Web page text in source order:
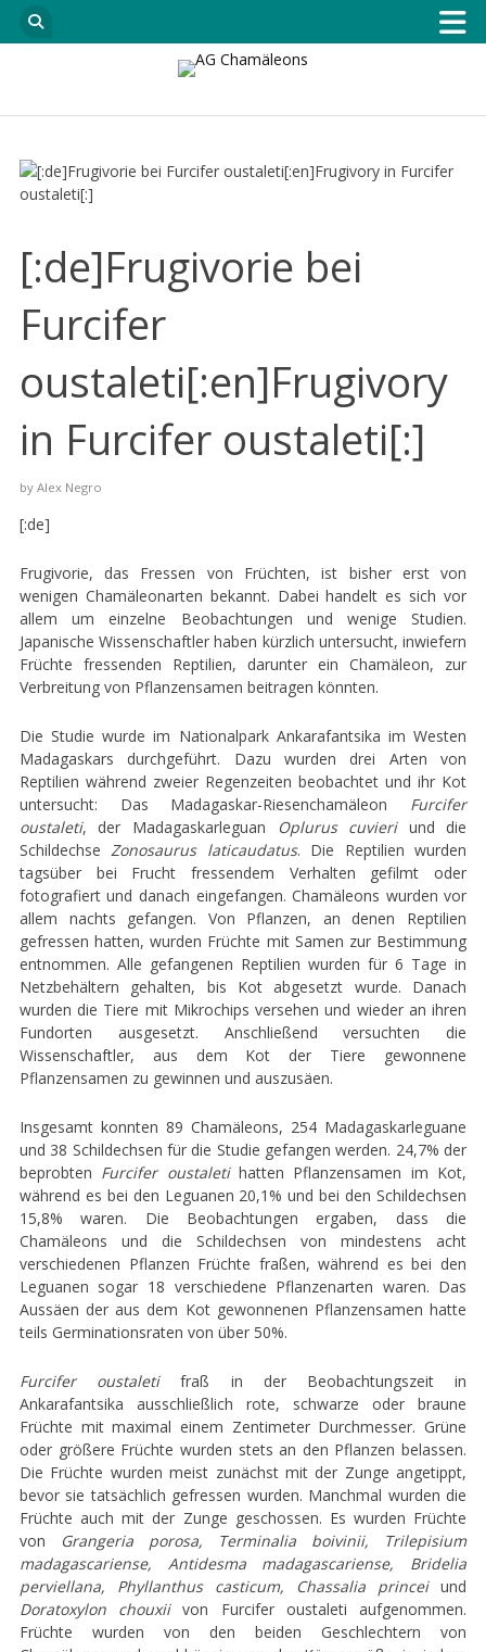
[:de]Frugivorie bei
Furcifer
oustaleti[:en]Frugivory
in Furcifer oustaleti[:]
by Alex Negro
[:de]
Frugivorie, das Fressen von Früchten, ist bisher erst von
wenigen Chamäleonarten bekannt. Dabei handelt es sich vor
allem um einzelne Beobachtungen und wenige Studien.
Japanische Wissenschaftler haben kürzlich untersucht, inwiefern
Früchte fressenden Reptilien, darunter ein Chamäleon, zur
Verbreitung von Pflanzensamen beitragen könnten.
Die Studie wurde im Nationalpark Ankarafantsika im Westen
Madagaskars durchgeführt. Dazu wurden drei Arten von
Reptilien während zweier Regenzeiten beobachtet und ihr Kot
untersucht: Das Madagaskar-Riesenchamäleon Furcifer
oustaleti, der Madagaskarleguan Oplurus cuvieriund die
SchildechseZonosaurus laticaudatus. Die Reptilien wurden
tagsüber bei Frucht fressendem Verhalten gefilmt oder
fotografiert und danach eingefangen. Chamäleons wurden vor
allem nachts gefangen. Von Pflanzen, an denen Reptilien
gefressen hatten, wurden Früchte mit Samen zur Bestimmung
entnommen. Alle gefangenen Reptilien wurden für 6 Tage in
Netzbehältern gehalten, bis Kot abgesetzt wurde. Danach
wurden die Tiere mit Mikrochips versehen und wieder an ihren
Fundorten ausgesetzt. Anschließend versuchten die
Wissenschaftler, aus dem Kot der Tiere gewonnene
Pflanzensamen zu gewinnen und auszusäen.
Insgesamt konnten 89 Chamäleons, 254 Madagaskarleguane
und 38 Schildechsen für die Studie gefangen werden. 24,7% der
beprobten Furcifer oustaletihatten Pflanzensamen im Kot,
während es bei den Leguanen 20,1% und bei den Schildechsen
15,8% waren. Die Beobachtungen ergaben, dass die
Chamäleons und die Schildechsen von mindestens acht
verschiedenen Pflanzen Früchte fraßen, während es bei den
Leguanen sogar 18 verschiedene Pflanzenarten waren. Das
Aussäen der aus dem Kot gewonnenen Pflanzensamen hatte
teils Germinationsraten von über 50%.
Furcifer oustaletifraß in der Beobachtungszeit in
Ankarafantsika ausschließlich rote, schwarze oder braune
Früchte mit maximal einem Zentimeter Durchmesser. Grüne
oder größere Früchte wurden stets an den Pflanzen belassen.
Die Früchte wurden meist zunächst mit der Zunge angetippt,
bevor sie tatsächlich gefressen wurden. Manchmal wurden die
Früchte auch mit der Zunge geschossen. Es wurden Früchte
von
Grangeria porosa, Terminalia boivinii, Trilepisium
madagascariense, Antidesma madagascariense, Bridelia
perviellana, Phyllanthus casticum, Chassalia princeiund
Doratoxylon chouxiivon Furcifer oustaleti aufgenommen.
Früchte wurden von den beiden Geschlechtern von